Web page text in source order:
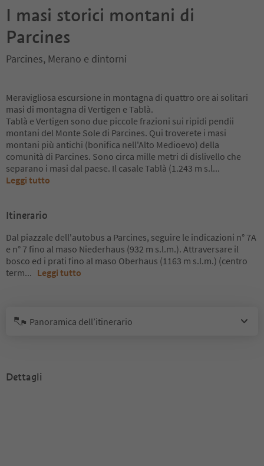
I masi storici montani di
Parcines
Parcines, Merano e dintorni
Meravigliosa escursione in montagna di quattro ore ai solitari
masi di montagna di Vertigen e Tablà.
Tablà e Vertigen sono due piccole frazioni sui ripidi pendii
montani del Monte Sole di Parcines. Qui troverete i masi
montani più antichi (bonifica nell'Alto Medioevo) della
comunità di Parcines. Sono circa mille metri di dislivello che
separano i masi dal paese. Il casale Tablà (1.243 m s.l...
Leggi tutto
Itinerario
Dal piazzale dell'autobus a Parcines, seguire le indicazioni n° 7A
e n° 7 fino al maso Niederhaus (932 m s.l.m.). Attraversare il
bosco ed i prati fino al maso Oberhaus (1163 m s.l.m.) (centro
term... Leggi tutto
Panoramica dell’itinerario
Dettagli